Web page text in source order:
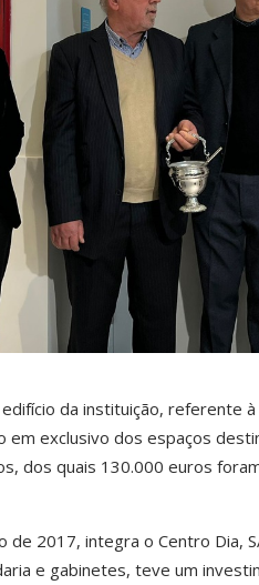
da instituição, referente
exclusivo dos espaços
dos quais 130.000 euros
de 2017, integra o Centro Dia,
e gabinetes, teve um